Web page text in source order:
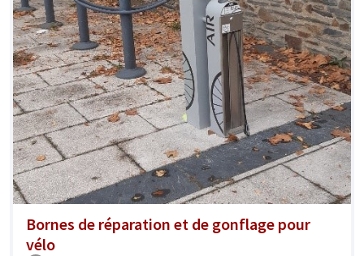
Bornes de réparation et de gonflage pour
vélo